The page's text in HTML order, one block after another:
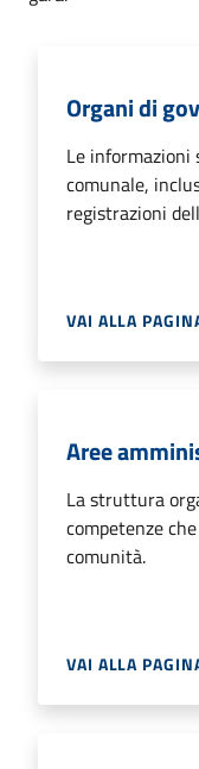
Organi di
Le informazioni
comunale,
registrazioni
VAI ALLA
Aree
La struttura
competenze
comunità.
VAI ALLA